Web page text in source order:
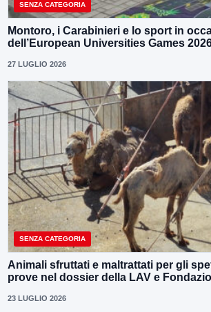
SENZA CATEGORIA
Montoro, i Carabinieri e lo sport in
dell’European Universities Games
27 LUGLIO 2026
SENZA CATEGORIA
Animali sfruttati e maltrattati per gli
prove nel dossier della LAV e
23 LUGLIO 2026